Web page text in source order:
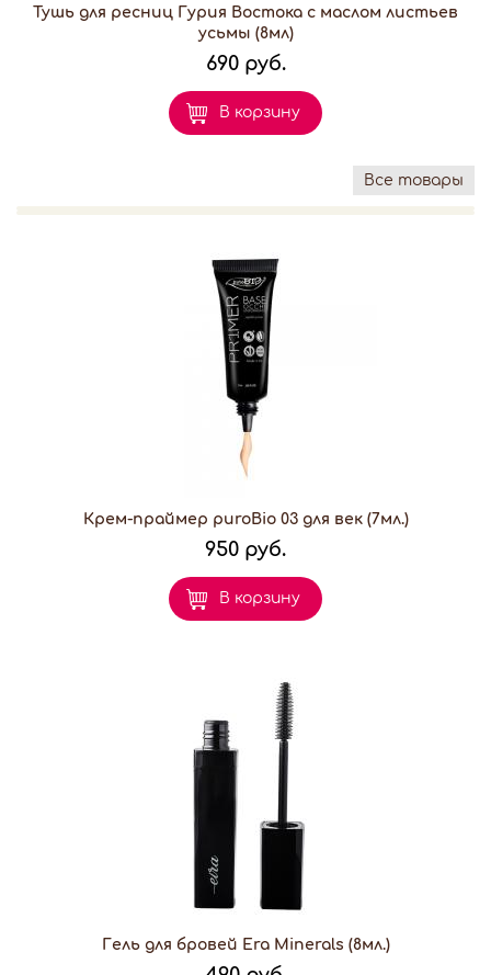
Тушь для ресниц Гурия Востока с маслом листьев
усьмы (8мл)
690 руб.
В корзину
Все товары
Крем-праймер puroBio 03 для век (7мл.)
950 руб.
В корзину
Гель для бровей Era Minerals (8мл.)